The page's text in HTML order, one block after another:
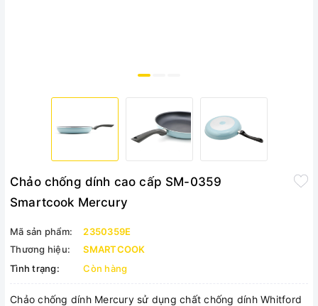
Chảo chống dính cao cấp SM-0359
Smartcook Mercury
Mã sản phẩm:
2350359E
Thương hiệu:
SMARTCOOK
Tình trạng:
Còn hàng
Chảo chống dính Mercury sử dụng chất chống dính Whitford